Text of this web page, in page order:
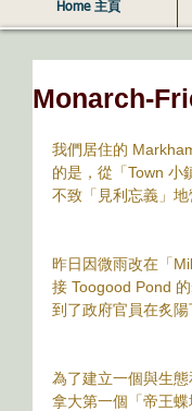
Home 主頁
Monarch-
我們居住的
的是，從「Town 小
不致「見利忘義」地
昨日因微雨改在「
接 Toogood Pond
到了政府官員在炙陽
為了建立一個與生
拿大第一個「帝王